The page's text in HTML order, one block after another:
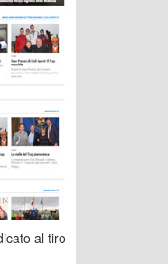
al tiro